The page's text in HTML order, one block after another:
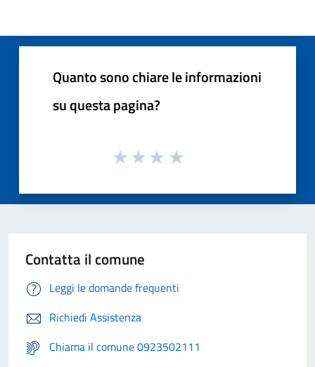
Quanto sono chiare le informazioni
su questa pagina?
Contatta il comune
Leggi le domande frequenti
Richiedi Assistenza
Chiama il comune 0923502111